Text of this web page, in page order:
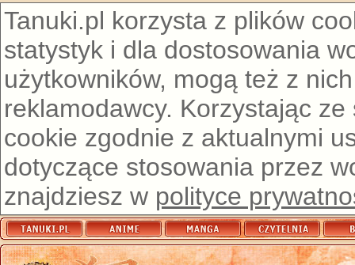
Tanuki.pl korzysta z plików
statystyk i dla dostosowania
użytkowników, mogą też z
reklamodawcy. Korzystając
cookie zgodnie z aktualnymi
dotyczące stosowania przez
znajdziesz w polityce